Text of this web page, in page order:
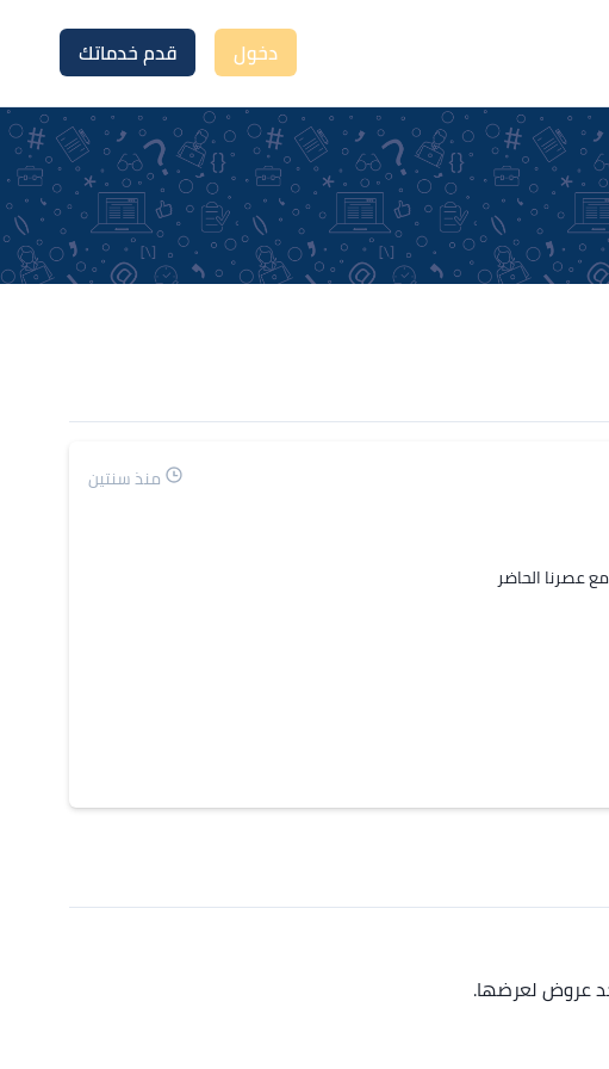
دخول قدم خدماتك
منذ سنتين
عروض لعرضها.